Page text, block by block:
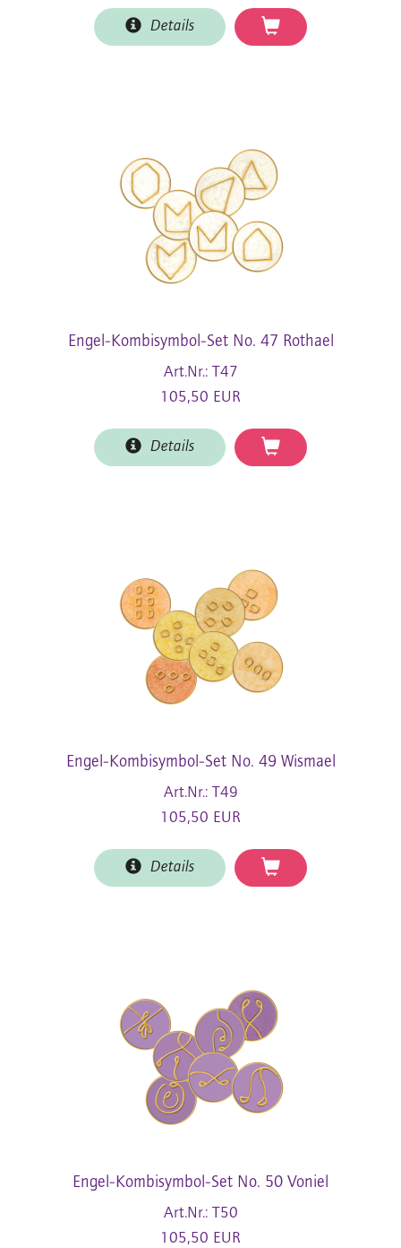
Details
Engel-Kombisymbol-Set No. 47 Rothael
Art.Nr.: T47
105,50 EUR
Details
Engel-Kombisymbol-Set No. 49 Wismael
Art.Nr.: T49
105,50 EUR
Details
Engel-Kombisymbol-Set No. 50 Voniel
Art.Nr.: T50
105,50 EUR